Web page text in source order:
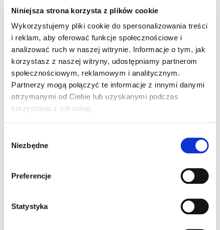
Niniejsza strona korzysta z plików cookie
Wykorzystujemy pliki cookie do spersonalizowania treści
i reklam, aby oferować funkcje społecznościowe i
analizować ruch w naszej witrynie. Informacje o tym, jak
korzystasz z naszej witryny, udostępniamy partnerom
społecznościowym, reklamowym i analitycznym.
Partnerzy mogą połączyć te informacje z innymi danymi
otrzymanymi od Ciebie lub uzyskanymi podczas
korzystania z ich usług.
zgody
Niezbędne
Preferencje
Statystyka
doświadczonego kierowcy, związana jest z
koniecznością adaptowania się, trwającego wiele
minut. Wchodzą tu w grę takie sprawy, jak
charakterystyka pedałów gazu i sprzęgła, moment
obrotowy silnika, tu częste gaśnięcie przy startowaniu,
inne widoczności i perspektywa w lusterkach, czucie
gabarytów auta, inny układ nie tylko dźwigni biegów,
ale właściwie wszystkich przełączników, czyli świateł,
kierunkowskazów, spryskiwaczy itd. A przecież zdający